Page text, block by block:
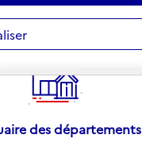
des départements